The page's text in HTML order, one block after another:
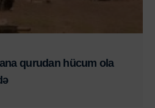
qurudan hücum ola